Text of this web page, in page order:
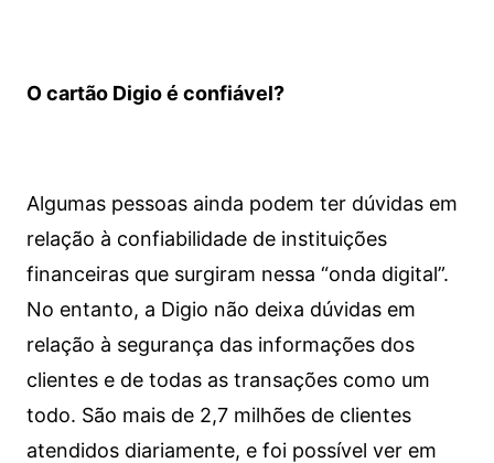
O cartão Digio é confiável?
Algumas pessoas ainda podem ter dúvidas em
relação à confiabilidade de instituições
financeiras que surgiram nessa “onda digital”.
No entanto, a Digio não deixa dúvidas em
relação à segurança das informações dos
clientes e de todas as transações como um
todo. São mais de 2,7 milhões de clientes
atendidos diariamente, e foi possível ver em